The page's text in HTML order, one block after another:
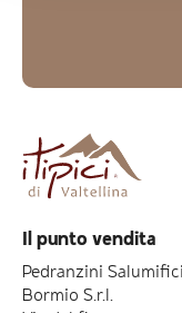
Il punto vendita
Pedranzini
Bormio S.r.l.